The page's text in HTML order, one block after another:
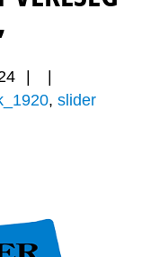
, slider